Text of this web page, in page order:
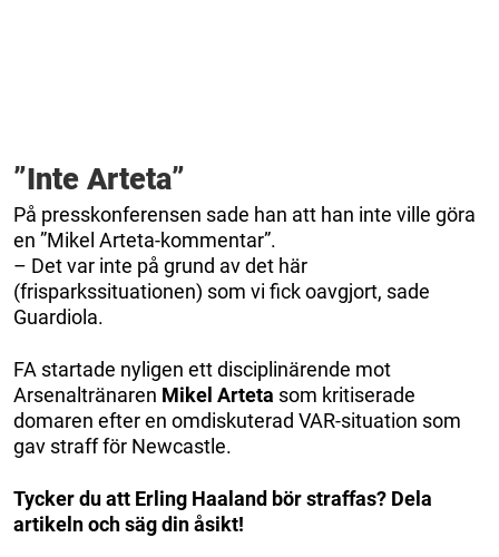
”Inte Arteta”
På presskonferensen sade han att han inte ville göra
en ”Mikel Arteta-kommentar”.
– Det var inte på grund av det här
(frisparkssituationen) som vi fick oavgjort, sade
Guardiola.
FA startade nyligen ett disciplinärende mot
Arsenaltränaren Mikel Arteta som kritiserade
domaren efter en omdiskuterad VAR-situation som
gav straff för Newcastle.
Tycker du att Erling Haaland bör straffas? Dela
artikeln och säg din åsikt!